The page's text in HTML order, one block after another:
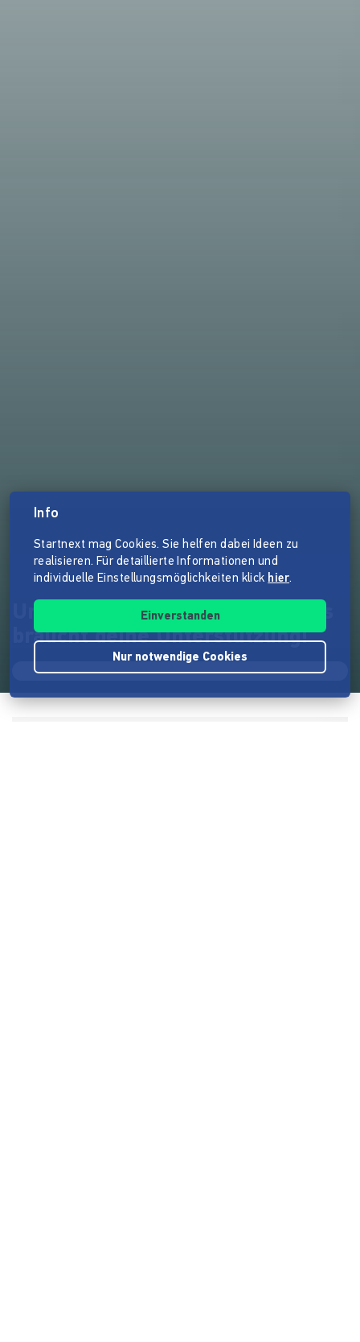
Unverpackt-Laden Ohne Gedöns
braucht deine Unterstützung!
Info
Startnext mag Cookies. Sie helfen dabei Ideen zu
realisieren. Für detaillierte Informationen und
individuelle Einstellungsmöglichkeiten klick hier.
Einverstanden
Nur notwendige Cookies